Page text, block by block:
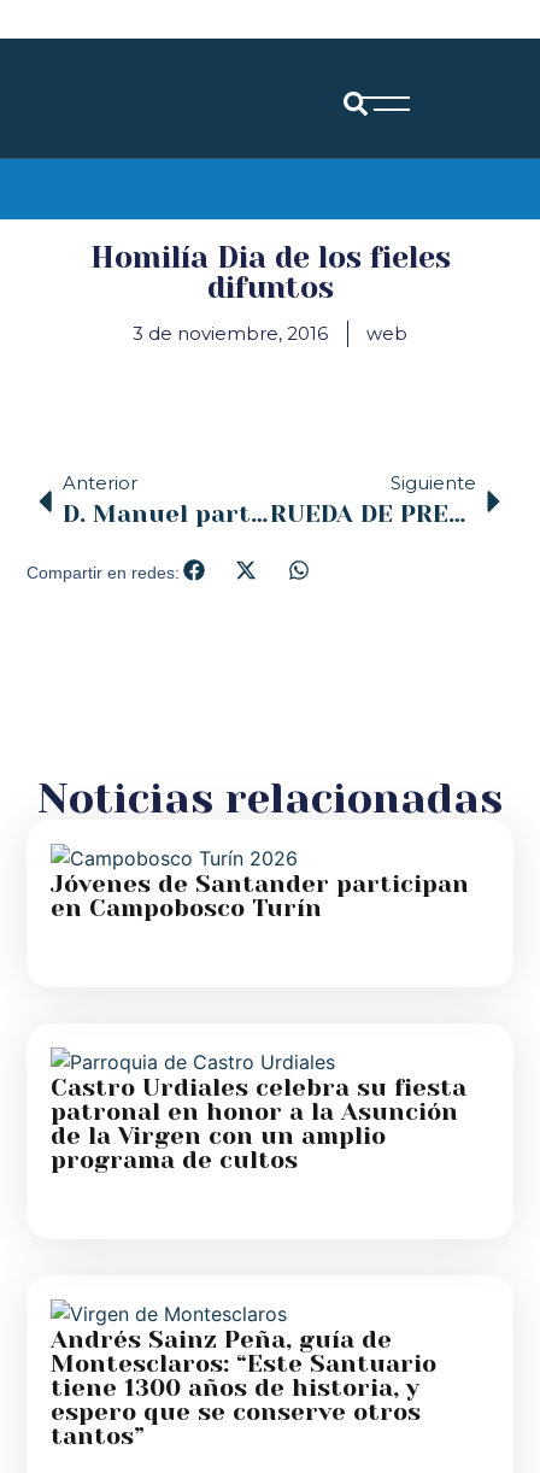
Homilía Dia de los fieles
difuntos
3 de noviembre, 2016 web
Anterior
D. Manuel participa en el Encuentro de Laicos de la provincia Eclesiástica con los Obispos
Siguiente
RUEDA DE PRENSA – VIERNES 4 NOVIEMBRE – 10:00 AM – Presentación de las cuentas y datos económicos de la Diócesis
Compartir en redes:
Noticias relacionadas
Jóvenes de Santander participan
en Campobosco Turín
Castro Urdiales celebra su fiesta
patronal en honor a la Asunción
de la Virgen con un amplio
programa de cultos
Andrés Sainz Peña, guía de
Montesclaros: “Este Santuario
tiene 1300 años de historia, y
espero que se conserve otros
tantos”